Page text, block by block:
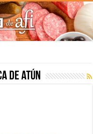
de atún